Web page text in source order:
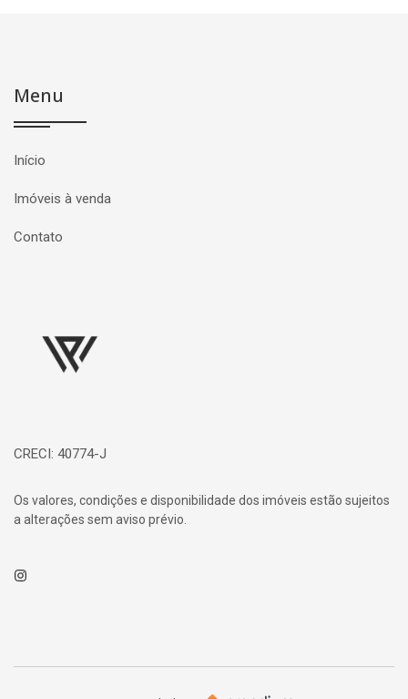
Menu
Início
Imóveis à venda
Contato
CRECI: 40774-J
Os valores, condições e disponibilidade dos imóveis estão sujeitos
a alterações sem aviso prévio.
Instagram